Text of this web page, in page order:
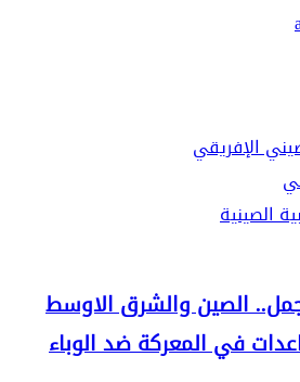
الإفريقي
الصينية
الصين والشرق الاوسط
في المعركة ضد الوباء